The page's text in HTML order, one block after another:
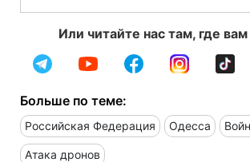
Или читайте нас там, где
Больше по теме:
Российская Федерация Одесса
Атака дронов